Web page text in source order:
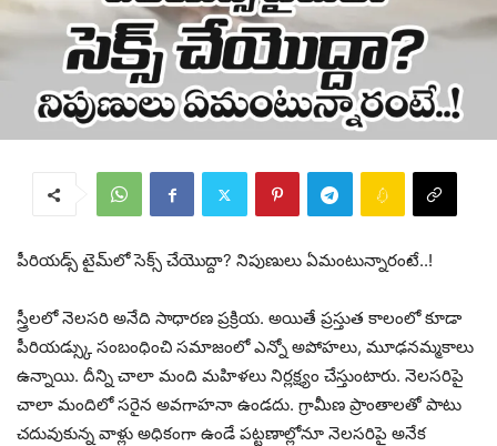
పీరియడ్స్ టైమ్‌లో సెక్స్ చేయొద్దా? నిపుణులు ఏమంటున్నారంటే..!
స్త్రీలలో నెలసరి అనేది సాధారణ ప్రక్రియ. అయితే ప్రస్తుత కాలంలో కూడా
పీరియడ్స్కు సంబంధించి సమాజంలో ఎన్నో అపోహలు, మూఢనమ్మకాలు
ఉన్నాయి. దీన్ని చాలా మంది మహిళలు నిర్లక్ష్యం చేస్తుంటారు. నెలసరిపై
చాలా మందిలో సరైన అవగాహనా ఉండదు. గ్రామీణ ప్రాంతాలతో పాటు
చదువుకున్న వాళ్లు అధికంగా ఉండే పట్టణాల్లోనూ నెలసరిపై అనేక